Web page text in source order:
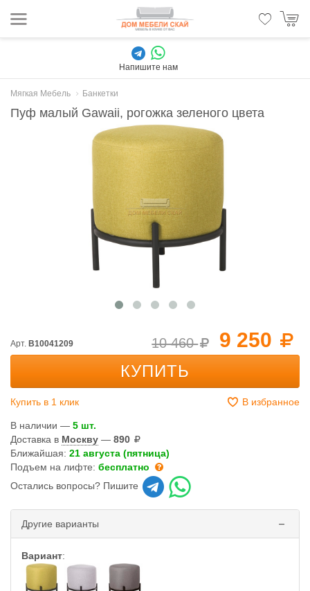
Напишите нам
Мягкая Мебель Банкетки
Пуф малый Gawaii, рогожка зеленого цвета
9 250
10 460
Арт. B10041209
КУПИТЬ
Купить в 1 клик В избранное
В наличии — 5 шт.
Доставка в Москву — 890
Ближайшая: 21 августа (пятница)
Подъем на лифте: бесплатно
Остались вопросы? Пишите
Другие варианты
Вариант: